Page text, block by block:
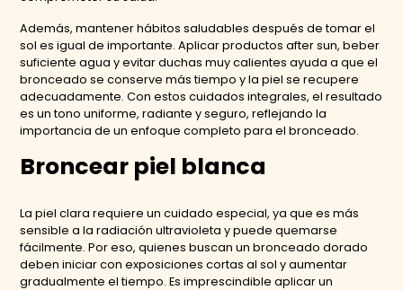
Además, mantener hábitos saludables después de tomar el
sol es igual de importante. Aplicar productos after sun, beber
suficiente agua y evitar duchas muy calientes ayuda a que el
bronceado se conserve más tiempo y la piel se recupere
adecuadamente. Con estos cuidados integrales, el resultado
es un tono uniforme, radiante y seguro, reflejando la
importancia de un enfoque completo para el bronceado.
Broncear piel blanca
La piel clara requiere un cuidado especial, ya que es más
sensible a la radiación ultravioleta y puede quemarse
fácilmente. Por eso, quienes buscan un bronceado dorado
deben iniciar con exposiciones cortas al sol y aumentar
gradualmente el tiempo. Es imprescindible aplicar un